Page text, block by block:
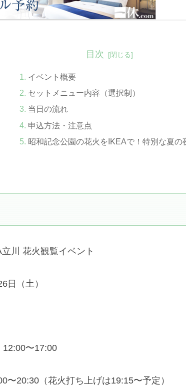
目次
イベント概要
セットメニュー内容（選択制）
当日の流れ
申込方法・注意点
昭和記念公園の花火をIKEAで！特別な夏の
立川 花火観覧イベント
日（土）
〜17:00
20:30（花火打ち上げは19:15〜予定）